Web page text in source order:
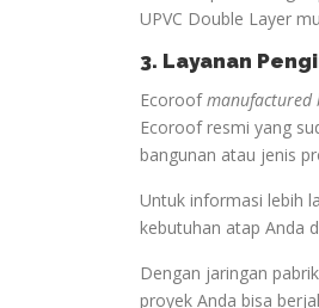
UPVC Double Layer
3. Layanan
Ecoroofmanufactured
Ecoroof resmi yang
bangunan atau jenis
Untuk informasi lebih
kebutuhan atap Anda
Dengan jaringan
proyek Anda bisa